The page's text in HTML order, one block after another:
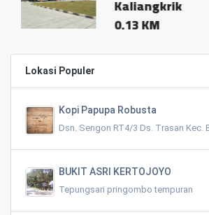
Kaliangkrik
0.13 KM
Lokasi Populer
Kopi Papupa Robusta
Dsn. Sengon RT4/3 Ds. Trasan Kec.
BUKIT ASRI KERTOJOYO
Tepungsari pringombo tempuran